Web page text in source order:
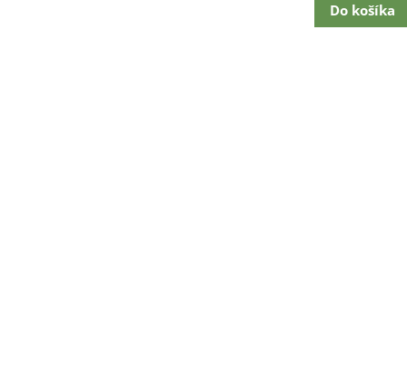
Do košíka